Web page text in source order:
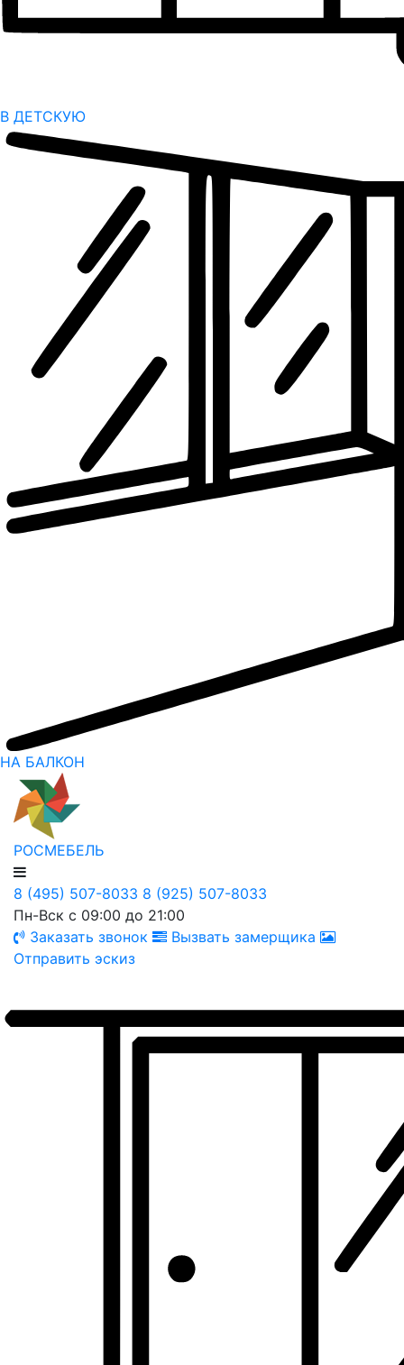
В ДЕТСКУЮ
НА БАЛКОН
РОСМЕБЕЛЬ
8 (495) 507-8033 8 (925) 507-8033
Пн-Вск с 09:00 до 21:00
Заказать звонок
Вызвать замерщика
Отправить эскиз